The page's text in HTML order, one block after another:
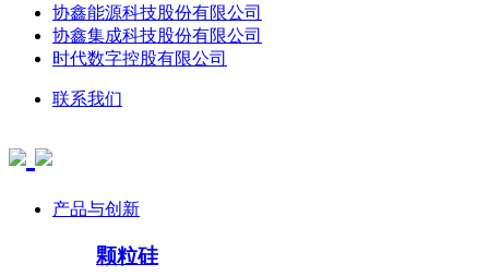
协鑫能源科技股份有限公司
协鑫集成科技股份有限公司
时代数字控股有限公司
联系我们
产品与创新
颗粒硅